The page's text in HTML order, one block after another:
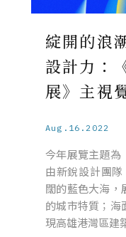
綻開的浪
設計力：
展》主視
Aug.16.2022
今年展覽主題為
由新銳設計團
闊的藍色大海，
的城市特質；海
現高雄港灣區建